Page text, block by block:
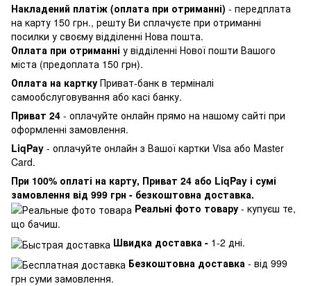
Накладений платіж (оплата при отриманні) - передплата
на карту 150 грн., решту Ви сплачуєте при отриманні
посилки у своєму відділенні Нова пошта.
Оплата при отриманні у відділенні Нової пошти Вашого
міста (предоплата 150 грн).
Оплата на картку Приват-банк в терміналі
самообслуговування або касі банку.
Приват 24 - оплачуйте онлайн прямо на нашому сайті при
оформленні замовлення.
LiqPay - оплачуйте онлайн з Вашої картки Visa або Master
Card.
При 100% оплаті на карту, Приват 24 або LiqPay і сумі
замовлення від 999 грн - безкоштовна доставка.
Реальні фото товару - купуєш те,
що бачиш.
Швидка доставка - 1-2 дні.
Безкоштовна доставка - від 999
грн суми замовлення.